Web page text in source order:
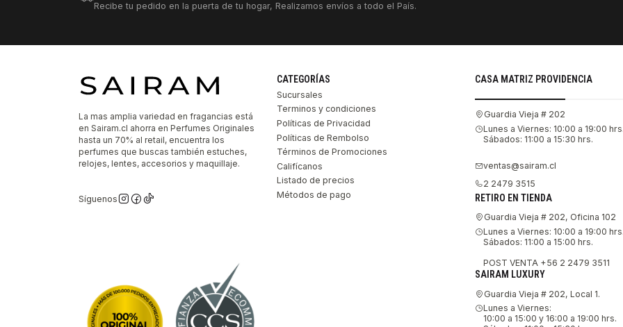
Recibe tu pedido en la puerta de tu hogar, Realizamos envíos a todo el País.
La mas amplia variedad en fragancias está
en Sairam.cl ahorra en Perfumes Originales
hasta un 70% al retail, encuentra los
perfumes que buscas también estuches,
relojes, lentes, accesorios y maquillaje.
Síguenos
CATEGORÍAS
Sucursales
Terminos y condiciones
Políticas de Privacidad
Políticas de Rembolso
Términos de Promociones
Califícanos
Listado de precios
Métodos de pago
CASA MATRIZ PROVIDENCIA
Guardia Vieja # 202
Lunes a Viernes: 10:00 a 19:00 hrs.
Sábados: 11:00 a 15:30 hrs.
ventas@sairam.cl
2 2479 3515
RETIRO EN TIENDA
Guardia Vieja # 202, Oficina 102
Lunes a Viernes: 10:00 a 19:00 hrs.
Sábados: 11:00 a 15:00 hrs.
POST VENTA +56 2 2479 3511
SAIRAM LUXURY
Guardia Vieja # 202, Local 1.
Lunes a Viernes:
10:00 a 15:00 y 16:00 a 19:00 hrs.